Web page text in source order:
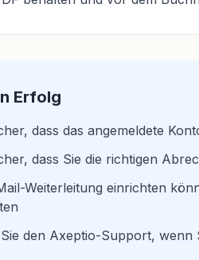
Erfolg
dass das angemeldete
dass Sie die richtigen
Weiterleitung einrichten
den Axeptio-Support,